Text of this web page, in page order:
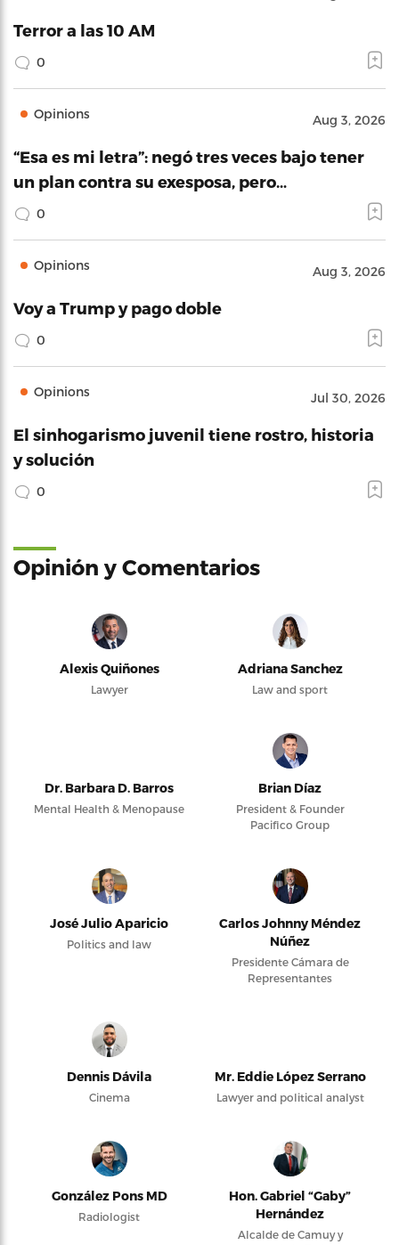
Terror a las 10 AM
0
Opinions Aug 3, 2026
“Esa es mi letra”: negó tres veces bajo tener
un plan contra su exesposa, pero…
0
Opinions Aug 3, 2026
Voy a Trump y pago doble
0
Opinions Jul 30, 2026
El sinhogarismo juvenil tiene rostro, historia
y solución
0
Opinión y Comentarios
Alexis Quiñones
Lawyer
Adriana Sanchez
Law and sport
Dr. Barbara D. Barros
Mental Health & Menopause
Brian Díaz
President & Founder
Pacifico Group
José Julio Aparicio
Politics and law
Carlos Johnny Méndez
Núñez
Presidente Cámara de
Representantes
Dennis Dávila
Cinema
Mr. Eddie López Serrano
Lawyer and political analyst
González Pons MD
Radiologist
Hon. Gabriel “Gaby”
Hernández
Alcalde de Camuy y